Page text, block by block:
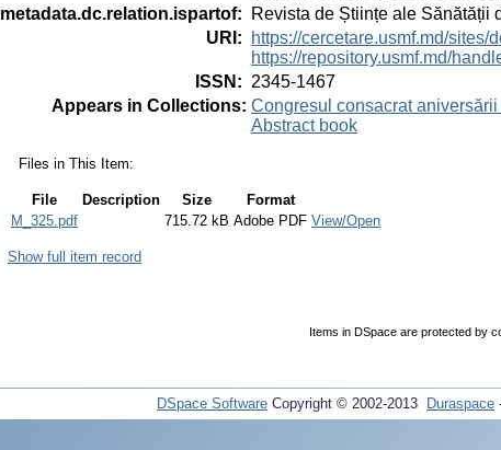
metadata.dc.relation.ispartof:
Revista de Științe ale Sănătății
URI :
https://cercetare.usmf.md/
https://repository.usmf.md/
ISSN : 2345-1467
Appears in Collections: Congresul consacrat
Abstract book
Files in This Item:
File Description Size
Format
M_325.pdf
715.72 kB Adobe PDF View/Open
Show full item record
Items in DSpace are protected by
DSpace Software Copyright © 2002-2013 Duraspace